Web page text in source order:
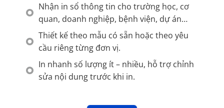
Nhận in sổ thông tin cho trường học, cơ
quan, doanh nghiệp, bệnh viện, dự án…
Thiết kế theo mẫu có sẵn hoặc theo yêu
cầu riêng từng đơn vị.
In nhanh số lượng ít – nhiều, hỗ trợ chỉnh
sửa nội dung trước khi in.